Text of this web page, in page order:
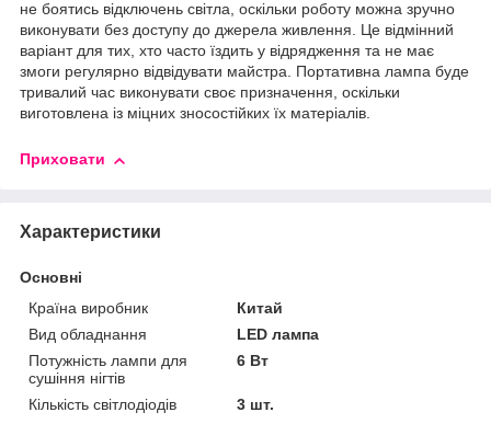
не боятись відключень світла, оскільки роботу можна зручно
виконувати без доступу до джерела живлення. Це відмінний
варіант для тих, хто часто їздить у відрядження та не має
змоги регулярно відвідувати майстра. Портативна лампа буде
тривалий час виконувати своє призначення, оскільки
виготовлена із міцних зносостійких їх матеріалів.
Приховати
Характеристики
Основні
Країна виробник
Китай
Вид обладнання
LED лампа
Потужність лампи для
сушіння нігтів
6 Вт
Кількість світлодіодів
3 шт.